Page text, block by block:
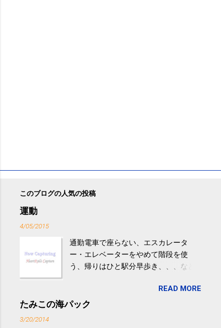
このブログの人気の投稿
運動
4/05/2015
通勤電車で座らない、エスカレータ
ー・エレベーターをやめて階段を使
う、帰りはひと駅分早歩き、、、など
やすい。 スポーツウェア・シューズで
するものだけが運動ではない。 食べ
READ MORE
たみこの海パック
3/20/2014